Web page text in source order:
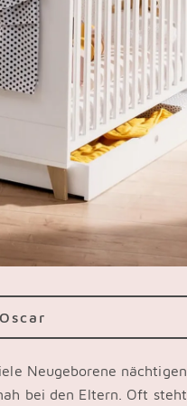
Neugeborene nächtigen
bei den Eltern. Oft steht